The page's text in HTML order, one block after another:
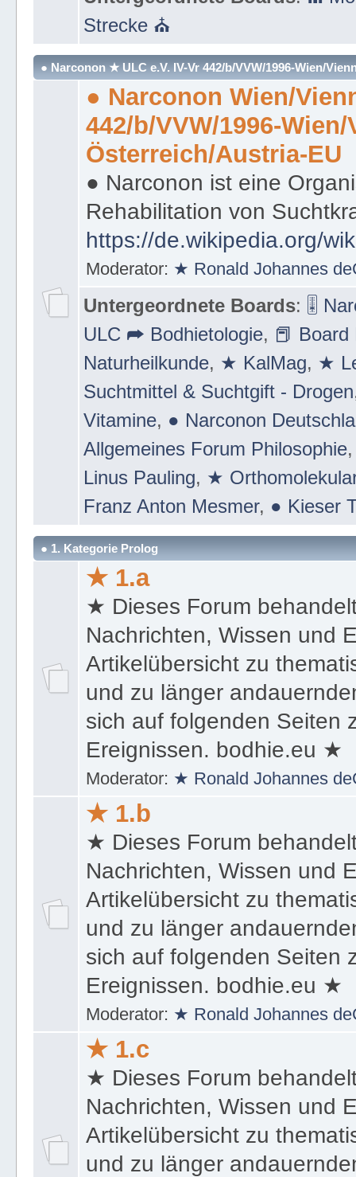
Strecke ⛪
● Narconon ★ ULC e.V. IV-Vr 442/b/VVW/1996-Wien/
● Narconon Wien/
442/b/VVW/1996-Wien/
Österreich/Austria-EU
● Narconon ist eine
Rehabilitation von
https://de.wikipedia.org/
Moderator: ★ Ronald Johannes
Untergeordnete Boards: 🎚
ULC ➦ Bodhietologie, 📕
Naturheilkunde, ★ KalMag, ★
Suchtmittel & Suchtgift - Drogen
Vitamine, ● Narconon
Allgemeines Forum Philosophie
Linus Pauling, ★
Franz Anton Mesmer, ● Kieser
● 1. Kategorie Prolog
★ 1.a
★ Dieses Forum
Nachrichten, Wissen und
Artikelübersicht zu
und zu länger
sich auf folgenden Seiten
Ereignissen. bodhie.eu ★
Moderator: ★ Ronald Johannes
★ 1.b
★ Dieses Forum
Nachrichten, Wissen und
Artikelübersicht zu
und zu länger
sich auf folgenden Seiten
Ereignissen. bodhie.eu ★
Moderator: ★ Ronald Johannes
★ 1.c
★ Dieses Forum
Nachrichten, Wissen und
Artikelübersicht zu
und zu länger